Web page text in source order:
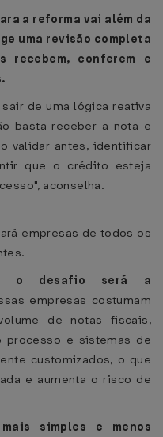
a reforma vai além da
uma revisão completa
recebem, conferem e
de uma lógica reativa
basta receber a nota e
validar antes, identificar
que o crédito esteja
aconselha.
empresas de todos os
o desafio será a
empresas costumam
de notas fiscais,
processo e sistemas de
customizados, o que
e aumenta o risco de
simples e menos